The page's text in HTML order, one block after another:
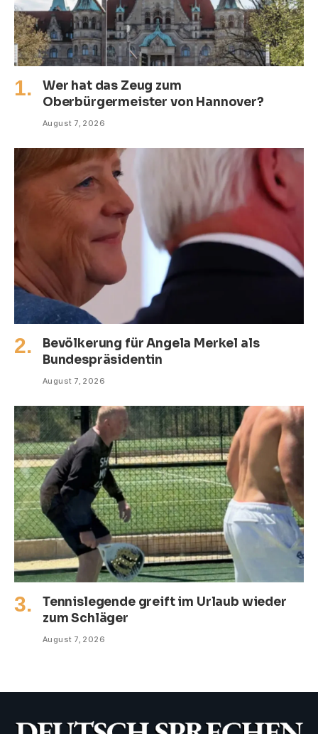
Wer hat das Zeug zum
Oberbürgermeister von Hannover?
August 7, 2026
Bevölkerung für Angela Merkel als
Bundespräsidentin
August 7, 2026
Tennislegende greift im Urlaub wieder
zum Schläger
August 7, 2026